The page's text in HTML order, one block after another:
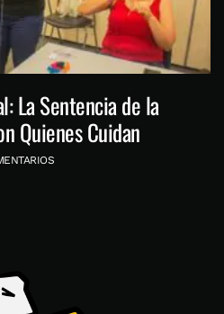
La Sentencia de la
Quienes Cuidan